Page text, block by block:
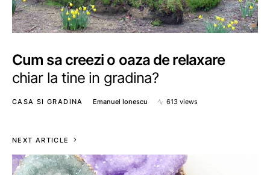
Cum sa creezi o oaza de relaxare
chiar la tine in gradina?
CASA SI GRADINA Emanuel Ionescu 613 views
NEXT ARTICLE